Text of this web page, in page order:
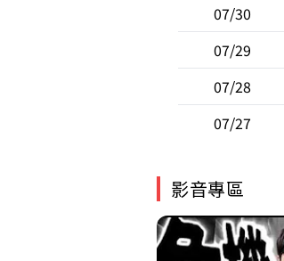
07/30
07/29
07/28
07/27
影音專區